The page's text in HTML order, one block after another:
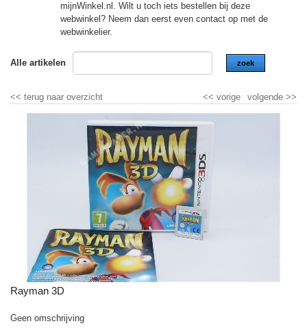
mijnWinkel.nl. Wilt u toch iets bestellen bij deze
webwinkel? Neem dan eerst even contact op met de
webwinkelier.
Alle artikelen zoek
<< terug naar overzicht volgende >>
<< vorige
Rayman 3D
Geen omschrijving